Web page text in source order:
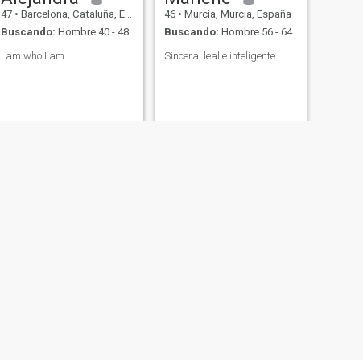
47 • Barcelona, Cataluña, España
Buscando: Hombre 40 - 48
I am who I am
46 • Murcia, Murcia, España
Buscando: Hombre 56 - 64
Sincera, leal e inteligente